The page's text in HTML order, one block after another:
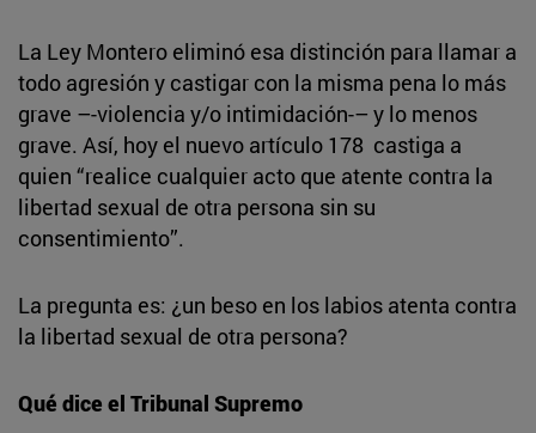
La Ley Montero eliminó esa distinción para llamar a
todo agresión y castigar con la misma pena lo más
grave –-violencia y/o intimidación-– y lo menos
grave. Así, hoy el nuevo artículo 178 castiga a
quien “realice cualquier acto que atente contra la
libertad sexual de otra persona sin su
consentimiento”.
La pregunta es: ¿un beso en los labios atenta contra
la libertad sexual de otra persona?
Qué dice el Tribunal Supremo